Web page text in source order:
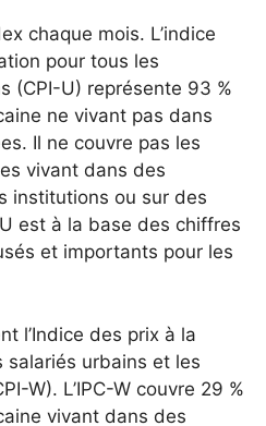
chaque mois. L’indice
pour tous les
(CPI-U) représente 93 %
ne vivant pas dans
Il ne couvre pas les
vivant dans des
institutions ou sur des
est à la base des chiffres
et importants pour les
l’Indice des prix à la
salariés urbains et les
W). L’IPC-W couvre 29 %
vivant dans des